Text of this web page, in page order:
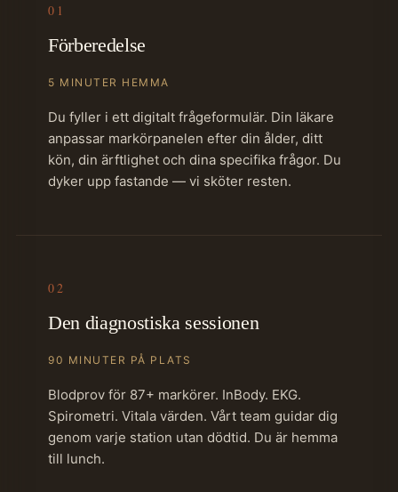
01
Förberedelse
5 MINUTER HEMMA
Du fyller i ett digitalt frågeformulär. Din läkare
anpassar markörpanelen efter din ålder, ditt
kön, din ärftlighet och dina specifika frågor. Du
dyker upp fastande — vi sköter resten.
02
Den diagnostiska sessionen
90 MINUTER PÅ PLATS
Blodprov för 87+ markörer. InBody. EKG.
Spirometri. Vitala värden. Vårt team guidar dig
genom varje station utan dödtid. Du är hemma
till lunch.